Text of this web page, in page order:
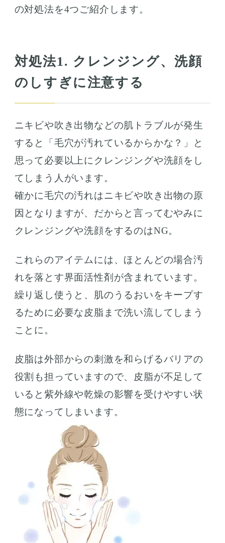
の対処法を4つご紹介します。
対処法1. クレンジング、洗顔
のしすぎに注意する
ニキビや吹き出物などの肌トラブルが発生
すると「毛穴が汚れているからかな？」と
思って必要以上にクレンジングや洗顔をし
てしまう人がいます。
確かに毛穴の汚れはニキビや吹き出物の原
因となりますが、だからと言ってむやみに
クレンジングや洗顔をするのはNG。
これらのアイテムには、ほとんどの場合汚
れを落とす界面活性剤が含まれています。
繰り返し使うと、肌のうるおいをキープす
るために必要な皮脂まで洗い流してしまう
ことに。
皮脂は外部からの刺激を和らげるバリアの
役割も担っていますので、皮脂が不足して
いると紫外線や乾燥の影響を受けやすい状
態になってしまいます。